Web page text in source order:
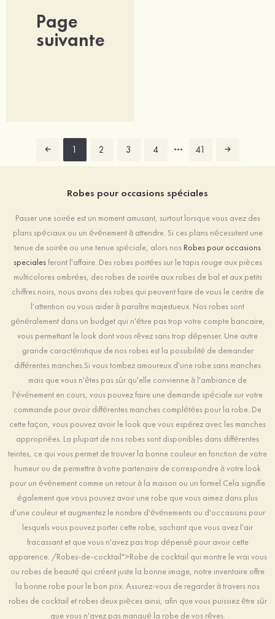
Page
suivante
1 2 3 4 41
Robes pour occasions spéciales
Passer une soirée est un moment amusant, surtout lorsque vous avez des
plans spéciaux ou un événement à attendre. Si ces plans nécessitent une
tenue de soirée ou une tenue spéciale, alors nos Robes pour occasions
specialesferont l'affaire. Des robes portées sur le tapis rouge aux pièces
multicolores ombrées, des robes de soirée aux robes de bal et aux petits
chiffres noirs, nous avons des robes qui peuvent faire de vous le centre de
l'attention ou vous aider à paraître majestueux. Nos robes sont
généralement dans un budget qui n'étire pas trop votre compte bancaire,
vous permettant le look dont vous rêvez sans trop dépenser. Une autre
grande caractéristique de nos robes est la possibilité de demander
différentes manches.Si vous tombez amoureux d'une robe sans manches
mais que vous n'êtes pas sûr qu'elle convienne à l'ambiance de
l'événement en cours, vous pouvez faire une demande spéciale sur votre
commande pour avoir différentes manches complétées pour la robe. De
cette façon, vous pouvez avoir le look que vous espérez avec les manches
appropriées. La plupart de nos robes sont disponibles dans différentes
teintes, ce qui vous permet de trouver la bonne couleur en fonction de votre
humeur ou de permettre à votre partenaire de correspondre à votre look
pour un événement comme un retour à la maison ou un formel.Cela signifie
également que vous pouvez avoir une robe que vous aimez dans plus
d'une couleur et augmentez le nombre d'événements ou d'occasions pour
lesquels vous pouvez porter cette robe, sachant que vous avez l'air
fracassant et que vous n'avez pas trop dépensé pour avoir cette
apparence. /Robes-de-cocktail">Robe de cocktail qui montre le vrai vous
ou robes de beauté qui créent juste la bonne image, notre inventaire offre
la bonne robe pour le bon prix. Assurez-vous de regarder à travers nos
robes de cocktail et robes deux pièces ainsi, afin que vous puissiez être sûr
que vous n'avez pas manqué la robe de vos rêves.